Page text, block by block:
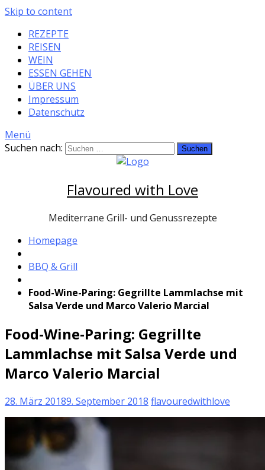
Skip to content
REZEPTE
REISEN
WEIN
ESSEN GEHEN
ÜBER UNS
Impressum
Datenschutz
Menü
Suchen nach:
Flavoured with Love
Mediterrane Grill- und Genussrezepte
Homepage
BBQ & Grill
Food-Wine-Paring: Gegrillte Lammlachse mit
Salsa Verde und Marco Valerio Marcial
Food-Wine-Paring: Gegrillte
Lammlachse mit Salsa Verde und
Marco Valerio Marcial
28. März 20189. September 2018 flavouredwithlove